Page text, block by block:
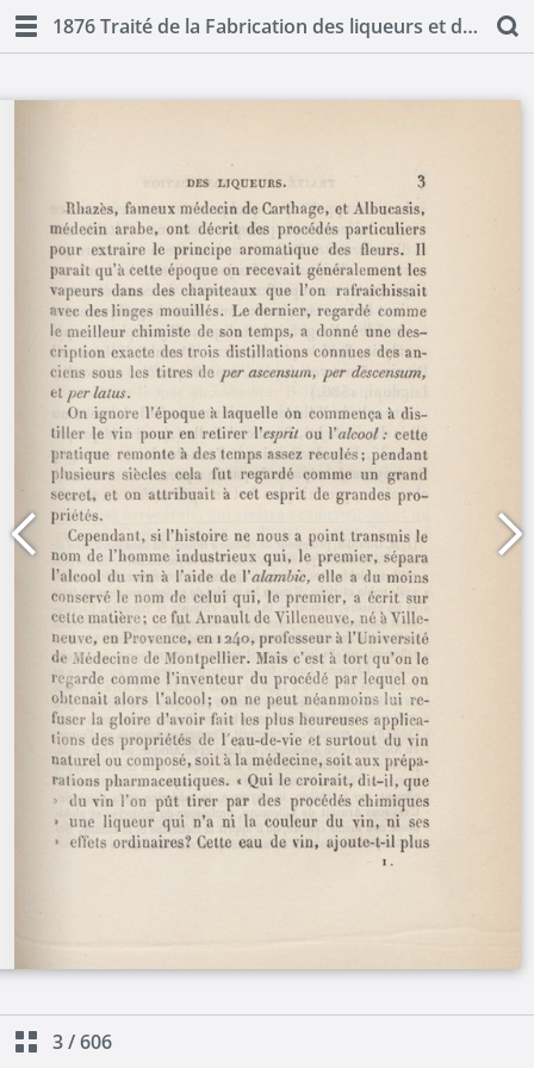
1876 Traité de la Fabrication des liqueurs et de la distillation des alcools
3/606